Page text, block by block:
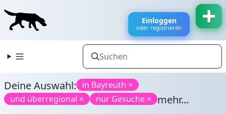
Einloggen
oder registrieren
Deine Auswahl:
in Bayreuth ×
und überregional ×
nur Gesuche × mehr...